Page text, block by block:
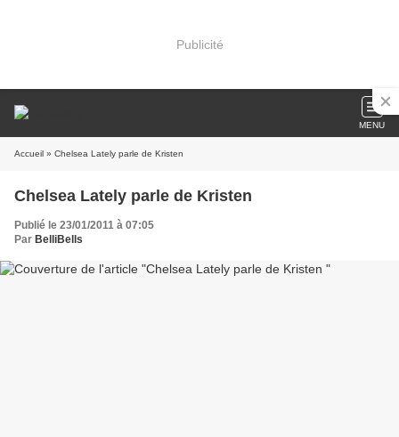
Publicité
MENU
Accueil » Chelsea Lately parle de Kristen
Chelsea Lately parle de Kristen
Publié le 23/01/2011 à 07:05
Par BelliBells